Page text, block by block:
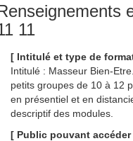
11
[ Intitulé et type de
Intitulé : Masseur Bien-
petits groupes de 10 à 12
en présentiel et en
descriptif des modules.
[ Public pouvant